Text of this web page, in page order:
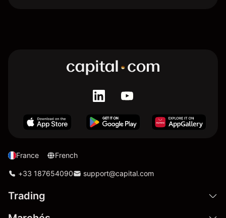
France French
+33 187654090 support@capital.com
Trading